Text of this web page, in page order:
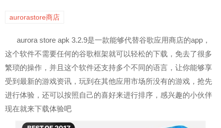
aurorastore商店
aurora store apk 3.2.9是一款能够代替谷歌应用商店的app，
这个软件不需要任何的谷歌框架就可以轻松的下载，免去了很多
繁琐的操作，并且这个软件还支持多个不同的语言，让你能够享
受到最新的游戏资讯，玩到在其他应用市场所没有的游戏，抢先
进行体验，还可以按照自己的喜好来进行排序，感兴趣的小伙伴
现在就来下载体验吧